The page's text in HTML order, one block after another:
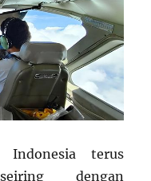
Indonesia terus
dengan